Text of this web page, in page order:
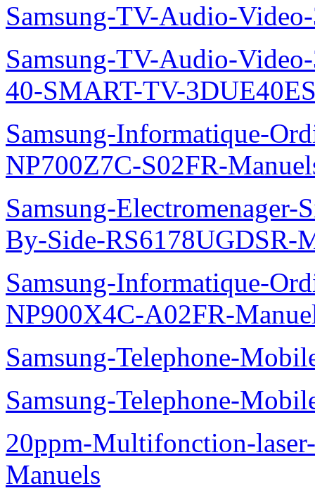
Samsung-TV-Audio-
Samsung-TV-Audio-
40-SMART-TV-
Samsung-Informatique-
NP700Z7C-S02FR-
Samsung-
By-Side-RS6178UGDSR-
Samsung-Informatique-
NP900X4C-A02FR-
Samsung-Telephone-
Samsung-Telephone-
20ppm-Multifonction-
Manuels